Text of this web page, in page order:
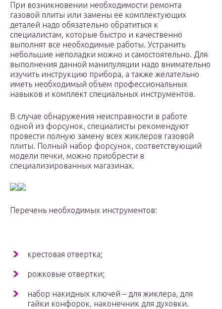
При возникновении необходимости ремонта
газовой плиты или замены ее комплектующих
деталей надо обязательно обратиться к
специалистам, которые быстро и качественно
выполнят все необходимые работы. Устранить
небольшие неполадки можно и самостоятельно. Для
выполнения данной манипуляции надо внимательно
изучить инструкцию прибора, а также желательно
иметь необходимый объем профессиональных
навыков и комплект специальных инструментов.
В случае обнаружения неисправности в работе
одной из форсунок, специалисты рекомендуют
провести полную замену всех жиклеров газовой
плиты. Полный набор форсунок, соответствующий
модели печки, можно приобрести в
специализированных магазинах.
Перечень необходимых инструментов:
крестовая отвертка;
рожковые отвертки;
набор накидных ключей – для жиклера, для
гайки конфорок, наконечник для духовки.